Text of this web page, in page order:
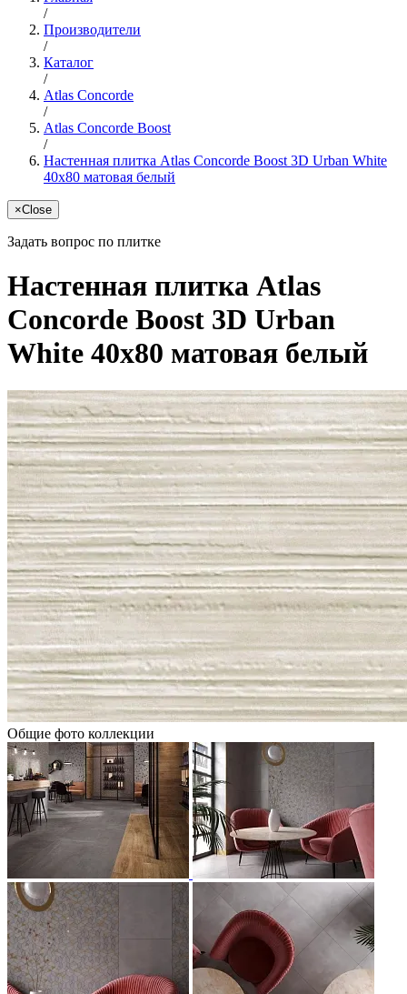
/
Производители
/
Каталог
/
Atlas Concorde
/
Atlas Concorde Boost
/
Настенная плитка Atlas Concorde Boost 3D Urban White
40x80 матовая белый
×Close
Задать вопрос по плитке
Настенная плитка Atlas
Concorde Boost 3D Urban
White 40x80 матовая белый
Общие фото коллекции